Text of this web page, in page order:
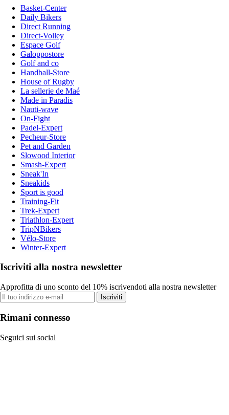
Basket-Center
Daily Bikers
Direct Running
Direct-Volley
Espace Golf
Galoppostore
Golf and co
Handball-Store
House of Rugby
La sellerie de Maé
Made in Paradis
Nauti-wave
On-Fight
Padel-Expert
Pecheur-Store
Pet and Garden
Slowood Interior
Smash-Expert
Sneak'In
Sneakids
Sport is good
Training-Fit
Trek-Expert
Triathlon-Expert
TripNBikers
Vélo-Store
Winter-Expert
Iscriviti alla nostra newsletter
Approfitta di uno sconto del 10% iscrivendoti alla nostra newsletter
Iscriviti
Rimani connesso
Seguici sui social